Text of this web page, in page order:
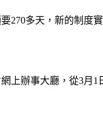
270多天，新的制度
上辦事大廳，從3月